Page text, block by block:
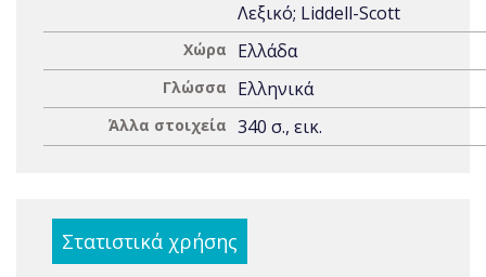
Λεξικό; Liddell-Scott
Χώρα Ελλάδα
Γλώσσα Ελληνικά
Άλλα στοιχεία 340 σ., εικ.
Στατιστικά χρήσης